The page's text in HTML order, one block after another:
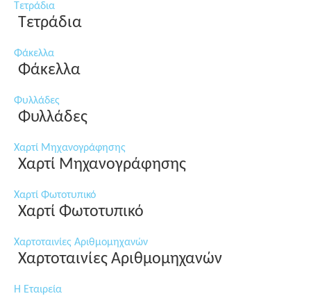
Τετράδια
Τετράδια
Φάκελλα
Φάκελλα
Φυλλάδες
Φυλλάδες
Χαρτί Μηχανογράφησης
Χαρτί Μηχανογράφησης
Χαρτί Φωτοτυπικό
Χαρτί Φωτοτυπικό
Χαρτοταινίες Αριθμομηχανών
Χαρτοταινίες Αριθμομηχανών
Η Εταιρεία